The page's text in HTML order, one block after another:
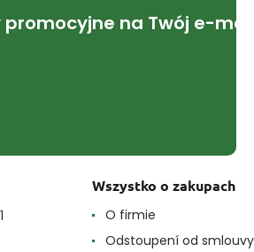
promocyjne na Twój e-mail
Wszystko o zakupach
O firmie
Odstoupení od smlouvy